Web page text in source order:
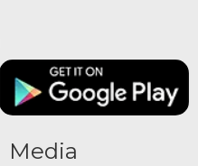
Media